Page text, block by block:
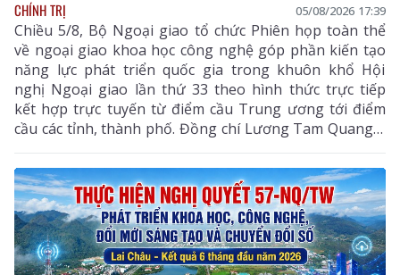
CHÍNH TRỊ 05/08/2026 17:39
Chiều 5/8, Bộ Ngoại giao tổ chức Phiên họp toàn thể
về ngoại giao khoa học công nghệ góp phần kiến tạo
năng lực phát triển quốc gia trong khuôn khổ Hội
nghị Ngoại giao lần thứ 33 theo hình thức trực tiếp
kết hợp trực tuyến từ điểm cầu Trung ương tới điểm
cầu các tỉnh, thành phố. Đồng chí Lương Tam Quang –
Uỷ viên Bộ Chính trị, Bộ trưởng Bộ Công an, Phó
Trưởng ban Thường trực Ban Chỉ đạo Trung ương
thực hiện Nghị quyết số 57-NQ/TW của Bộ Chính trị
dự và chỉ đạo phiên họp. Dự phiên họp còn có đồng
chí Lê Hoài Trung - Ủy viên Bộ Chính trị, Bí thư Đảng
ủy, Bộ trưởng Bộ Ngoại giao; đại diện lãnh đạo các
ban, bộ, ngành Trung ương.